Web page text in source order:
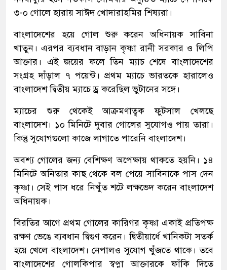
৩-০ গোলে হারায় সাঈদ খোদারাহমির শিষ্যরা।
বাংলাদেশের হয়ে গোল শুরু করেন অধিনায়ক সাবিনা
খাতুন। এরপর ব্যবধান বাড়ান কৃষ্ণা রানী সরকার ও লিপি
আক্তার। এই জয়ের ফলে তিন ম্যাচ শেষে বাংলাদেশের
সংগ্রহ দাঁড়াল ৭ পয়েন্ট। প্রথম ম্যাচে ভারতকে হারালেও
বাংলাদেশ দ্বিতীয় ম্যাচে ড্র করেছিল ভুটানের সঙ্গে।
ম্যাচের শুরু থেকেই আক্রমণাত্বক ফুটসাল খেলছে
বাংলাদেশ। ১০ মিনিটে দুবার গোলের সুযোগও পায় তারা।
কিন্তু সুযোগগুলো কাজে লাগাতে পারেনি বাংলাদেশ।
অবশ্য গোলের জন্য বেশিক্ষণ অপেক্ষায় থাকতে হয়নি। ১৪
মিনিটে অনিতার কাছ থেকে বল পেয়ে সাবিনাকে পাস দেন
কৃষ্ণা। সেই পাস ধরে নিখুঁত শটে লক্ষভেদ করেন বাংলাদেশ
অধিনায়ক।
বিরতির আগে প্রথম গোলের কারিগর কৃষ্ণা একাই প্রতিপক্ষ
রক্ষণ ভেঙে ব্যবধান দ্বিগুণ করেন। দ্বিতীয়ার্ধে খানিকটা সতর্ক
হয়ে খেলে বাংলাদেশ। নেপালও সুযোগ খুঁজতে থাকে। তবে
বাংলাদেশের গোলকিপার স্বপ্না আক্তারকে ফাঁকি দিতে